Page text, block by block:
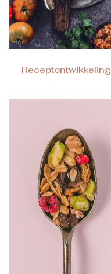
Receptontwikkeling